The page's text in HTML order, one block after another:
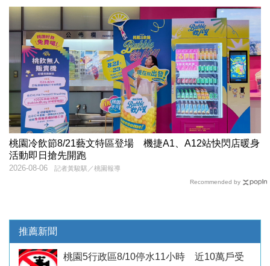
桃園冷飲節8/21藝文特區登場 機捷A1、A12站快閃店暖身
活動即日搶先開跑
記者黃駿騏／桃園報導
2026-08-06
Recommended by
推薦新聞
桃園5行政區8/10停水11小時 近10萬戶受